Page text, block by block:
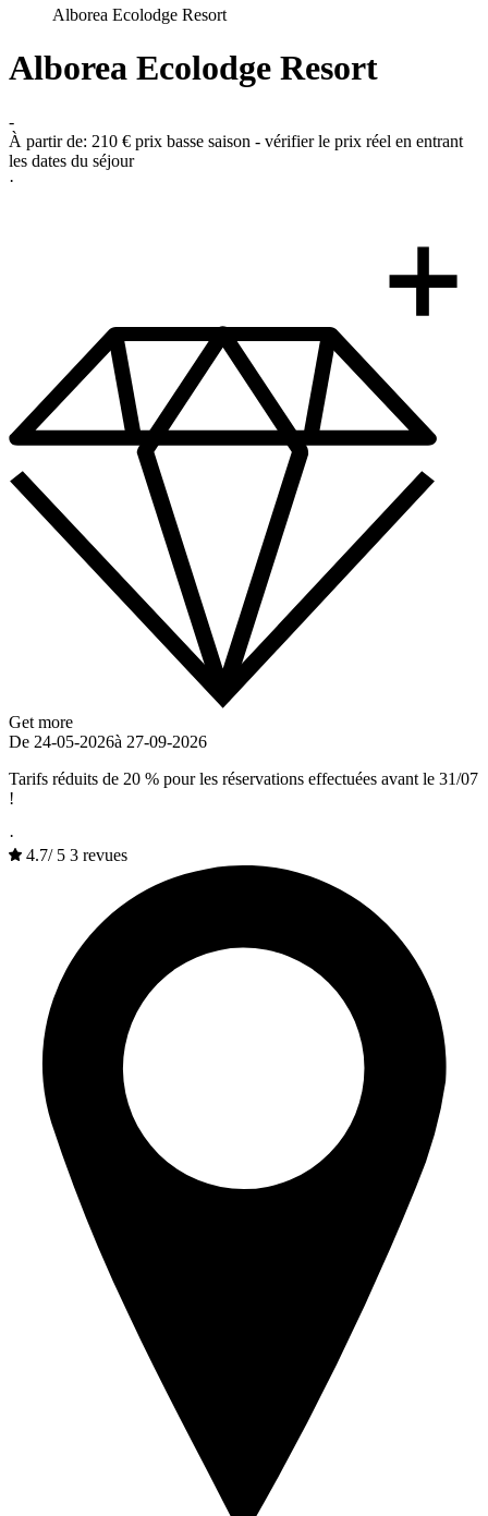
Alborea Ecolodge Resort
Alborea Ecolodge Resort
-
À partir de: 210 € prix basse saison - vérifier le prix réel en entrant
les dates du séjour
·
Get more
De 24-05-2026à 27-09-2026
Tarifs réduits de 20 % pour les réservations effectuées avant le 31/07
!
·
4.7/ 5 3 revues